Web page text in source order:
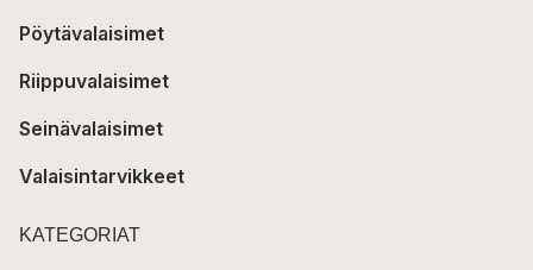
Pöytävalaisimet
Riippuvalaisimet
Seinävalaisimet
Valaisintarvikkeet
KATEGORIAT